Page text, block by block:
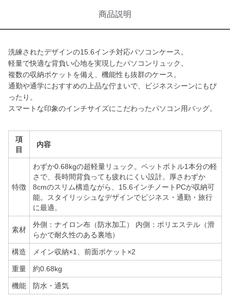
商品説明
洗練されたデザインの15.6インチ対応パソコンケース。
軽量で快適な背負い心地を実現したパソコンリュック。
複数の収納ポケットを備え、機能性も抜群のケース。
通勤や通学におすすめの上品な佇まいで、ビジネスシーンにもぴ
ったり。
スマートな印象のインチサイズにこだわったパソコン用バッグ。
項
目
内容
特徴
わずか0.68kgの超軽量リュック。ペットボトル1本分の軽
さで、長時間背負っても疲れにくい設計。厚さわずか
8cmのスリム構造ながら、15.6インチノートPCが収納可
能。スタイリッシュなデザインでビジネス・通勤・旅行
に最適。
素材
外側：ナイロン布（防水加工） 内側：ポリエステル（滑
らかで耐久性のある裏地）
構造 メイン収納×1、前面ポケット×2
重量 約0.68kg
機能 防水・通気